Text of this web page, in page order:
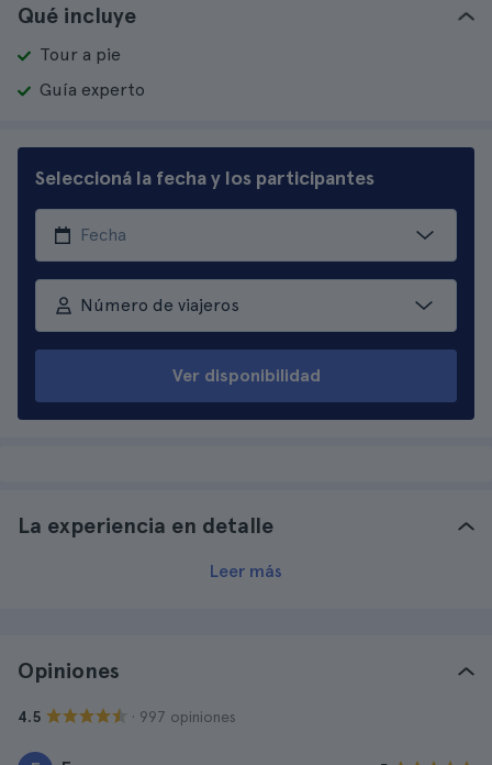
Qué incluye
Tour a pie
Guía experto
Seleccioná la fecha y los participantes
Número de viajeros
Ver disponibilidad
La experiencia en detalle
Leer más
Opiniones
4.5 · 997 opiniones